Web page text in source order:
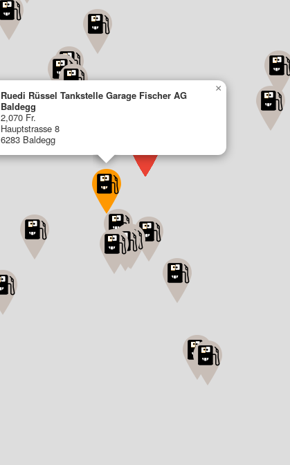
Ruedi Rüssel Tankstelle Garage Fischer AG
Baldegg
2,070 Fr.
Hauptstrasse 8
6283 Baldegg
×